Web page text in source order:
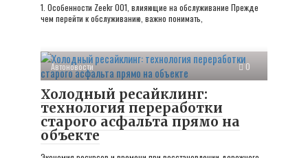
1. Особенности Zeekr 001, влияющие на обслуживание Прежде
чем перейти к обслуживанию, важно понимать,
Автоновости 0
Холодный ресайклинг:
технология переработки
старого асфальта прямо на
объекте